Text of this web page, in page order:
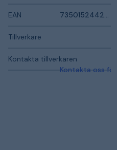
EAN 7350152442634
Tillverkare
Kontakta tillverkaren
Kontakta oss